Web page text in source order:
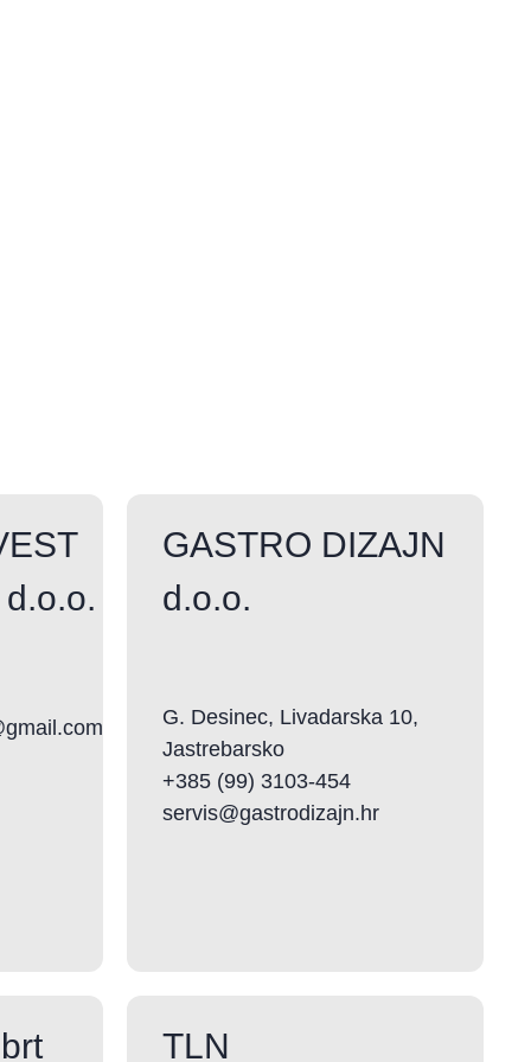
GASTRO DIZAJN
d.o.o.
G. Desinec, Livadarska 10,
Jastrebarsko
+385 (99) 3103-454
servis@gastrodizajn.hr
TLN